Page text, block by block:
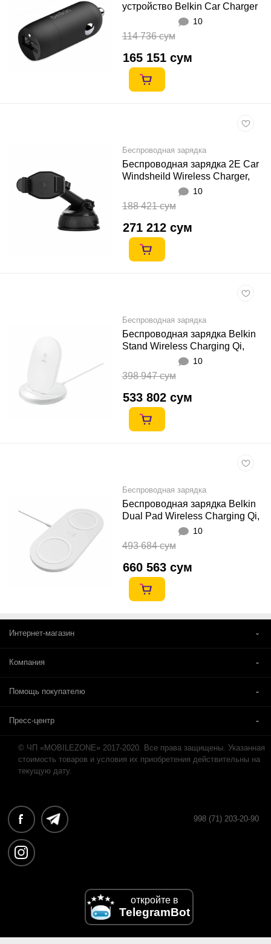
устройство Belkin Car Charger
18W QC3, black 10
114 736 сум
165 151 сум
Беспроводная зарядка
Беспроводная зарядка 2E Car
Windsheild Wireless Charger,
10
188 421 сум
271 212 сум
Беспроводная зарядка
Беспроводная зарядка Belkin
Stand Wireless Charging Qi,
10
398 947 сум
533 802 сум
Беспроводная зарядка
Беспроводная зарядка Belkin
Dual Pad Wireless Charging Qi,
2x 10W, white
10
493 684 сум
660 563 сум
Интернет-магазин
Компания
Помощь покупателю
Пресс-центр
© ЧП «MOBILEZONE» 2017-2020. Все права защищены. Указанная
стоимость товаров и условия их приобретения действительны на
текущую дату.
998 (71) 203-20-90
откройте в
TelegramBot